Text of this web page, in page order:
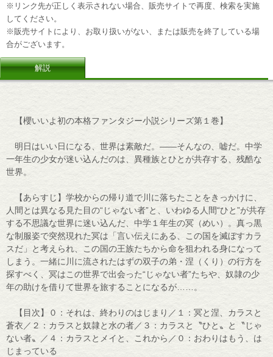
※リンク先が正しく表示されない場合、販売サイトで再度、検索を実施
してください。
※販売サイトにより、お取り扱いがない、または販売を終了している場
合がございます。
解説
【櫻いいよ初の本格ファンタジー小説シリーズ第１巻】
明日はいい日になる、世界は素敵だ。――そんなの、嘘だ。中学
一年生の少女が迷い込んだのは、異種族とひとが共存する、残酷な
世界。
【あらすじ】学校からの帰り道で川に落ちたことをきっかけに、
人間とは異なる見た目の“じゃない者”と、いわゆる人間“ひと”が共存
する不思議な世界に迷い込んだ、中学１年生の冥（めい）。真っ黒
な制服姿で突然現れた冥は「言い伝えにある、この国を滅ぼすカラ
スだ」と考えられ、この国の王族たちから命を狙われる身になって
しまう。一緒に川に流されたはずの双子の弟・涅（くり）の行方を
探すべく、冥はこの世界で出会った“じゃない者”たちや、奴隷の少
年の助けを借りて世界を旅することになるが……。
【目次】０：それは、終わりのはじまり／１：冥と涅、カラスと
蒼衣／２：カラスと奴隷と水の者／３：カラスと〝ひと〟と〝じゃ
ない者〟／４：カラスとメイと、これから／０：おわりはもう、は
じまっている